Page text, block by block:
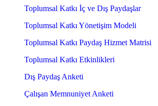
Toplumsal Katkı İç ve Dış Paydaşlar
Toplumsal Katkı Yönetişim Modeli
Toplumsal Katkı Paydaş Hizmet Matrisi
Toplumsal Katkı Etkinlikleri
Dış Paydaş Anketi
Çalışan Memnuniyet Anketi